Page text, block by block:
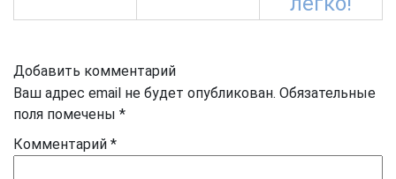
Добавить комментарий
Ваш адрес email не будет опубликован. Обязательные
поля помечены *
Комментарий *